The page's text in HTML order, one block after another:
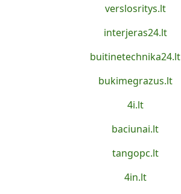
verslosritys.lt
interjeras24.lt
buitinetechnika24.lt
bukimegrazus.lt
4i.lt
baciunai.lt
tangopc.lt
4in.lt